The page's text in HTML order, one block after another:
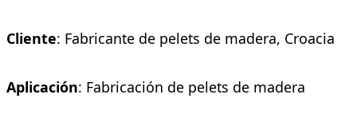
Cliente: Fabricante de pelets de madera, Croacia
Aplicación: Fabricación de pelets de madera